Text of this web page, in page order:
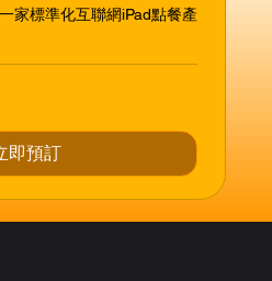
家標準化互聯網iPad點餐產
即預訂